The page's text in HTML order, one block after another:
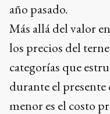
año pasado.
Más allá del valor
los precios del
categorías que
durante el
menor es el costo